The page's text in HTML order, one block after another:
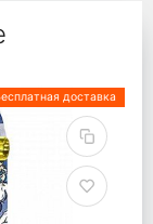
доставка